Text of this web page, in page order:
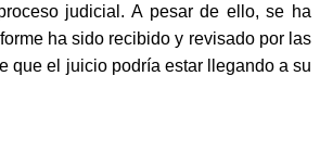
judicial. A pesar de ello, se ha
ha sido recibido y revisado por las
que el juicio podría estar llegando a su